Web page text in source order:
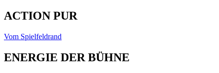
ACTION PUR
Vom Spielfeldrand
ENERGIE DER BÜHNE